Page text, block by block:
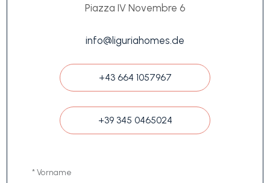
Piazza IV Novembre 6
info@liguriahomes.de
+43 664 1057967
+39 345 0465024
* Vorname